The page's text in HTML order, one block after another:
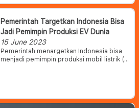
Pemerintah Targetkan Indonesia Bisa
Jadi Pemimpin Produksi EV Dunia
15 June 2023
Pemerintah menargetkan Indonesia bisa
menjadi pemimpin produksi mobil listrik (